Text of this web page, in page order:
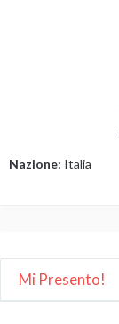
Nazione: Italia
Mi Presento!